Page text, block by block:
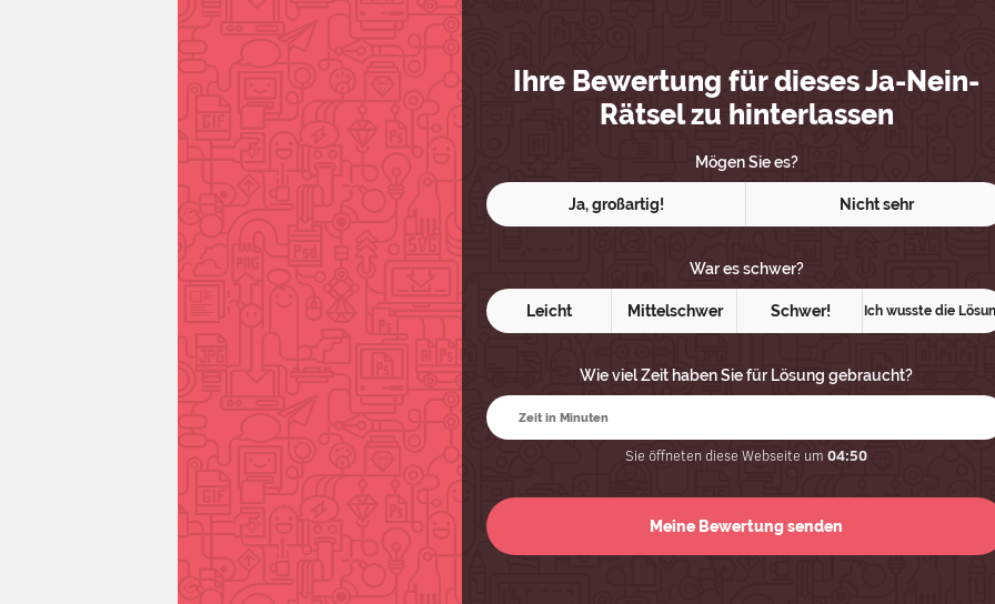
Ihre Bewertung für dieses Ja-Nein-
Rätsel zu hinterlassen
Mögen Sie es?
Ja, großartig! Nicht sehr
War es schwer?
Leicht Mittelschwer Schwer! Ich wusste die
Wie viel Zeit haben Sie für Lösung gebraucht?
Sie öffneten diese Webseite um 04:50